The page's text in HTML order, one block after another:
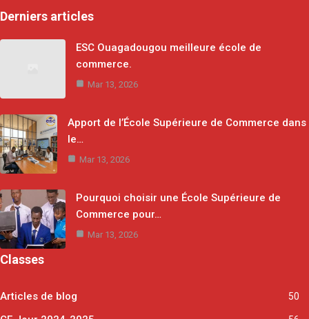
Derniers articles
ESC Ouagadougou meilleure école de
commerce.
Mar 13, 2026
Apport de l’École Supérieure de Commerce dans
le…
Mar 13, 2026
Pourquoi choisir une École Supérieure de
Commerce pour…
Mar 13, 2026
Classes
Articles de blog 50